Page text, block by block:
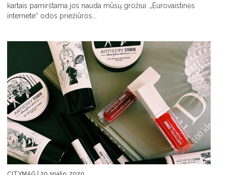
kartais pamirštama jos nauda mūsų grožiui. „Eurovaistinės
internete“ odos priežiūros...